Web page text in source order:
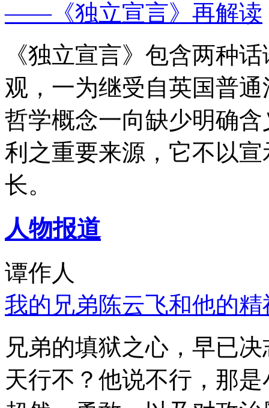
——《独立宣言》再解读
《独立宣言》包含两种
观，一为继受自英国普
哲学概念一向缺少明确
利之重要来源，它不以
长。
人物报道
谭作人
我的兄弟陈云飞和他的
兄弟的填狱之心，早已
天行不？他说不行，那